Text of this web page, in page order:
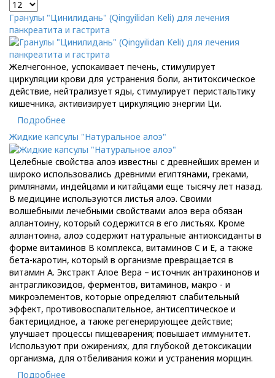
Гранулы "Цинилидань" (Qingyilidan Keli) для лечения
панкреатита и гастрита
Желчегонное, успокаивает печень, стимулирует
циркуляции крови для устранения боли, антитоксическое
действие, нейтрализует яды, стимулирует перистальтику
кишечника, активизирует циркуляцию энергии Ци.
Подробнее
Жидкие капсулы "Натуральное алоэ"
Целебные свойства алоэ известны с древнейших времен и
широко использовались древними египтянами, греками,
римлянами, индейцами и китайцами еще тысячу лет назад.
В медицине используются листья алоэ. Своими
волшебными лечебными свойствами алоэ вера обязан
аллантоину, который содержится в его листьях. Кроме
аллантоина, алоэ содержит натуральные антиоксиданты в
форме витаминов B комплекса, витаминов C и E, а также
бета-каротин, который в организме превращается в
витамин А. Экстракт Алое Вера – источник антрахинонов и
антрагликозидов, ферментов, витаминов, макро - и
микроэлементов, которые определяют слабительный
эффект, противовоспалительное, антисептическое и
бактерицидное, а также регенерирующее действие;
улучшает процессы пищеварения; повышает иммунитет.
Используют при ожирениях, для глубокой детоксикации
организма, для отбеливания кожи и устранения морщин.
Подробнее